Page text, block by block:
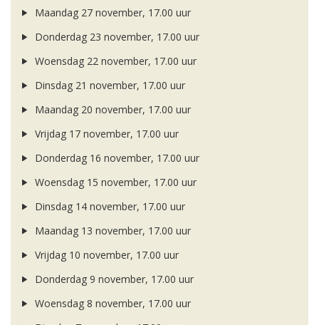
Maandag 27 november, 17.00 uur
Donderdag 23 november, 17.00 uur
Woensdag 22 november, 17.00 uur
Dinsdag 21 november, 17.00 uur
Maandag 20 november, 17.00 uur
Vrijdag 17 november, 17.00 uur
Donderdag 16 november, 17.00 uur
Woensdag 15 november, 17.00 uur
Dinsdag 14 november, 17.00 uur
Maandag 13 november, 17.00 uur
Vrijdag 10 november, 17.00 uur
Donderdag 9 november, 17.00 uur
Woensdag 8 november, 17.00 uur